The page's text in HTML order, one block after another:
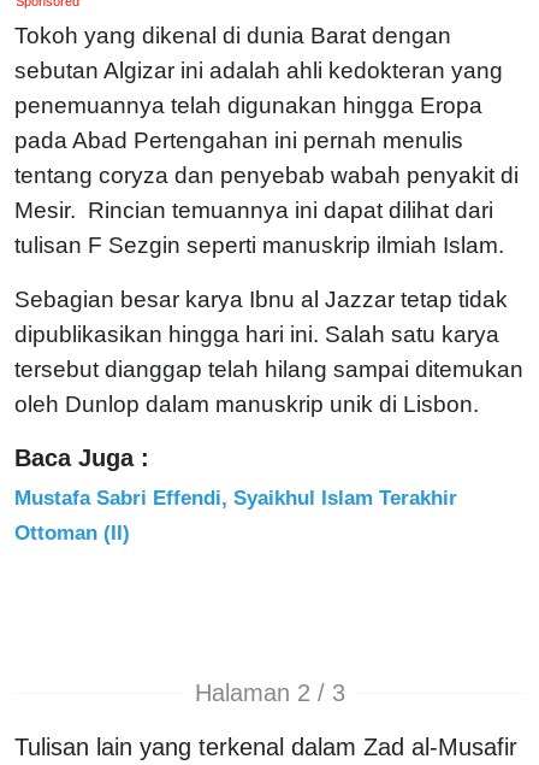
Tokoh yang dikenal di dunia Barat dengan
sebutan Algizar ini adalah ahli kedokteran yang
penemuannya telah digunakan hingga Eropa
pada Abad Pertengahan ini pernah menulis
tentang coryza dan penyebab wabah penyakit di
Mesir. Rincian temuannya ini dapat dilihat dari
tulisan F Sezgin seperti manuskrip ilmiah Islam.
Sebagian besar karya Ibnu al Jazzar tetap tidak
dipublikasikan hingga hari ini. Salah satu karya
tersebut dianggap telah hilang sampai ditemukan
oleh Dunlop dalam manuskrip unik di Lisbon.
Baca Juga :
Mustafa Sabri Effendi, Syaikhul Islam Terakhir
Ottoman (II)
Halaman 2 / 3
Tulisan lain yang terkenal dalam Zad al-Musafir